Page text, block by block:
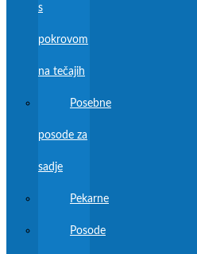
s
pokrovom
na tečajih
Posebne
posode za
sadje
Pekarne
Posode